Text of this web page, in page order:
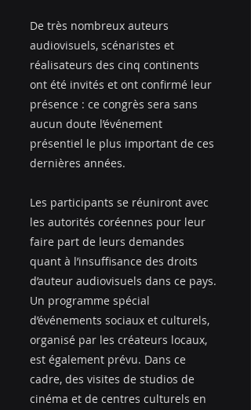
De très nombreux auteurs
audiovisuels, scénaristes et
réalisateurs des cinq continents
ont été invités et ont confirmé leur
présence : ce congrès sera sans
aucun doute l’événement
présentiel le plus important de ces
dernières années.
Les participants se réuniront avec
les autorités coréennes pour leur
faire part de leurs demandes
quant à l’insuffisance des droits
d’auteur audiovisuels dans ce pays.
Un programme spécial
d’événements sociaux et culturels,
organisé par les créateurs locaux,
est également prévu. Dans ce
cadre, des visites de studios de
cinéma et de centres culturels en